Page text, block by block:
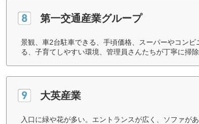
第一交通産業グループ
景観、車2台駐車できる、手頃価格、スーパーやコン
る、子育てしやすい環境、管理員さんたちが丁寧に掃
大英産業
入口に緑や花が多い。エントランスが広く、ソファが